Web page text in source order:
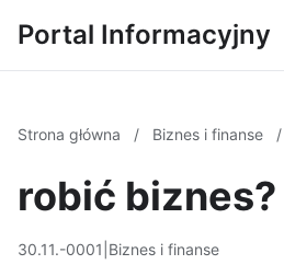
Portal Informacyjny
Strona główna / Biznes i finanse /
robić biznes?
30.11.-0001 Biznes i finanse